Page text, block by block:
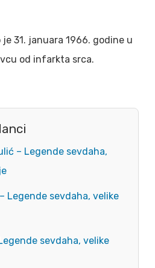
31. januara 1966. godine u
od infarkta srca.
– Legende sevdaha,
Legende sevdaha, velike
sevdaha, velike